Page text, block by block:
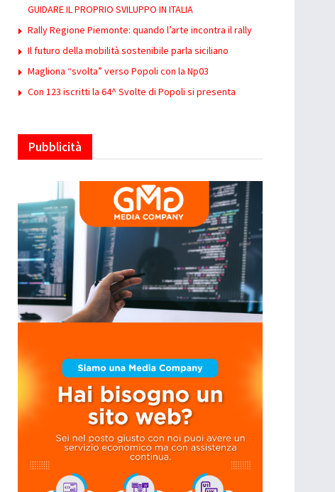
GUIDARE IL PROPRIO SVILUPPO IN ITALIA
Rally Regione Piemonte: quando l’arte incontra il rally
Il futuro della mobilità sostenibile parla siciliano
Magliona “svolta” verso Popoli con la Np03
Con 123 iscritti la 64^ Svolte di Popoli si presenta
Pubblicità